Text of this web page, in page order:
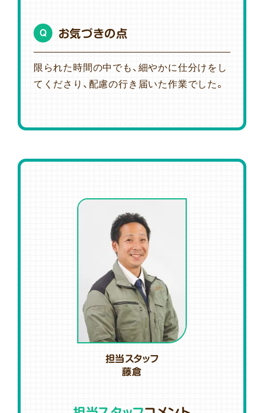
Q お気づきの点
限られた時間の中でも、細やかに仕分けをし
てくださり、配慮の行き届いた作業でした。
担当スタッフ
藤倉